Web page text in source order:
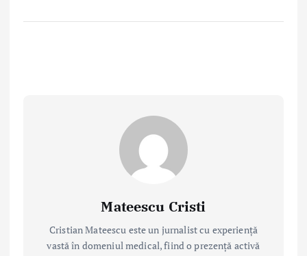
Mateescu Cristi
Cristian Mateescu este un jurnalist cu experiență
vastă în domeniul medical, fiind o prezență activă